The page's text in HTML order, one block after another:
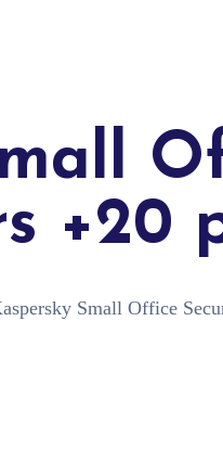
+20
Small Office